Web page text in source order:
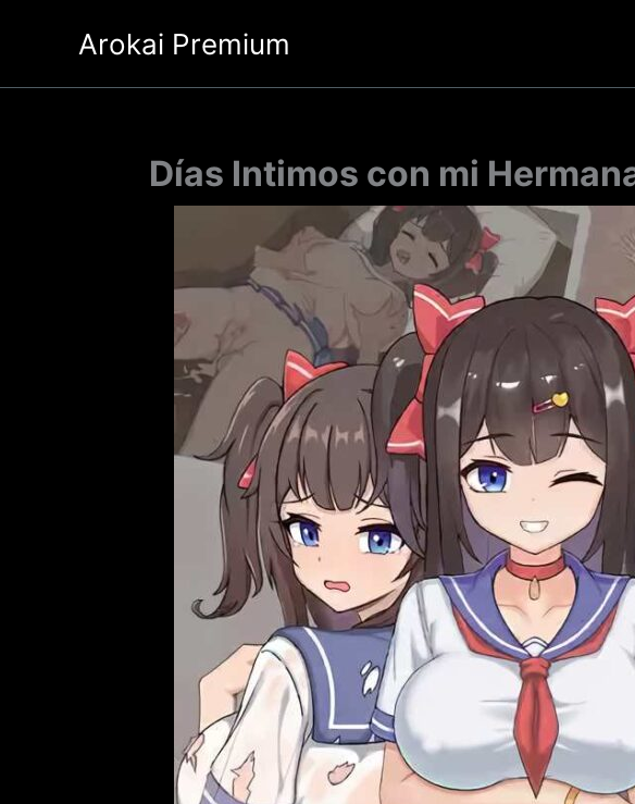
Arokai Premium
Días Intimos con mi